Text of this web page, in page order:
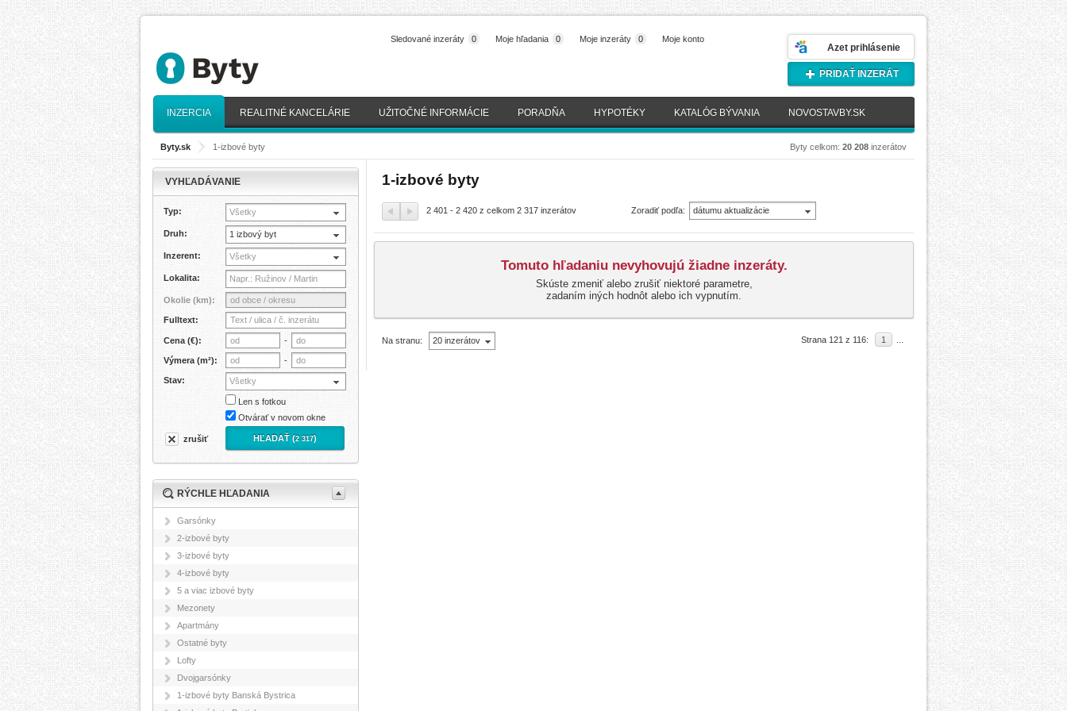
Azet prihlásenie
Moje konto
Moje inzeráty 0
Moje hľadania 0
Sledované inzeráty 0
PRIDAŤ INZERÁT
INZERCIA REALITNÉ KANCELÁRIE UŽITOČNÉ INFORMÁCIE PORADŇA HYPOTÉKY KATALÓG BÝVANIA NOVOSTAVBY.SK
Byty.sk > 1-izbové byty Byty celkom: 20 208 inzerátov
1-izbové byty
2 401 - 2 420 z celkom 2 317 inzerátov Zoradiť podľa:
dátumu aktualizácie
Tomuto hľadaniu nevyhovujú žiadne inzeráty.
Skúste zmeniť alebo zrušiť niektoré parametre,
zadaním iných hodnôt alebo ich vypnutím.
Na stranu: 20 inzerátov Strana 121 z 116: 1
VYHĽADÁVANIE
Typ: Všetky
Druh: 1 izbový byt
Inzerent: Všetky
Lokalita:
Okolie (km):
Fulltext:
Cena (€): -
Výmera (m²): -
Stav: Všetky
Len s fotkou
Otvárať v novom okne
zrušiť HĽADAŤ (2 317)
RÝCHLE HĽADANIA
Garsónky
2-izbové byty
3-izbové byty
4-izbové byty
5 a viac izbové byty
Mezonety
Apartmány
Ostatné byty
Lofty
Dvojgarsónky
1-izbové byty Banská Bystrica